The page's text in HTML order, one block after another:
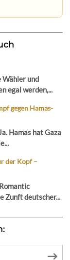
Wähler und
egal werden,...
gegen Hamas-
Hamas hat Gaza
der Kopf –
Zunft deutscher...